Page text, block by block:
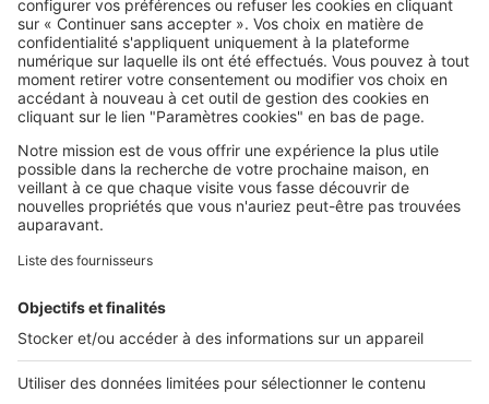
SeLoger c'est aussi
Retrouvez-nous sur ...
L'ENTREPRISE